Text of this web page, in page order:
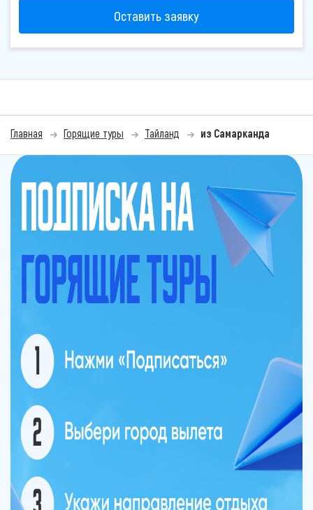
Оставить заявку
Главная Горящие туры Тайланд из Самарканда